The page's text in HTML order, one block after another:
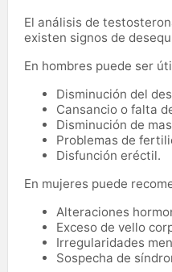
El análisis de
existen signos de
En hombres puede ser
Disminución del
Cansancio o falta
Disminución de
Problemas de
Disfunción eréctil.
En mujeres puede
Alteraciones
Exceso de vello
Irregularidades
Sospecha de